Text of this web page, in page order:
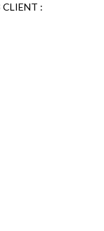
CLIENT :